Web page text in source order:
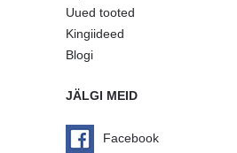
Uued tooted
Kingiideed
Blogi
JÄLGI MEID
Facebook